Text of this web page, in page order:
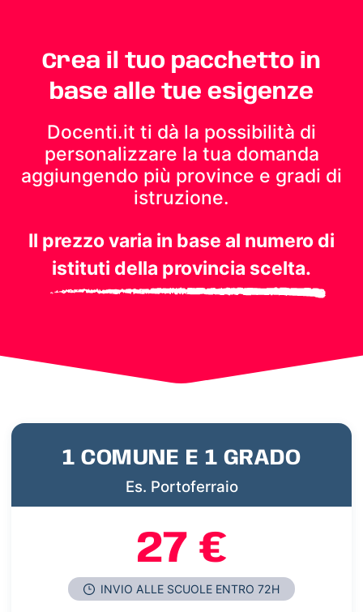
Crea il tuo pacchetto in
base alle tue esigenze
Docenti.it ti dà la possibilità di
personalizzare la tua domanda
aggiungendo più province e gradi di
istruzione.
Il prezzo varia in base al numero di
istituti della provincia scelta.
1 COMUNE E 1 GRADO
Es. Portoferraio
27 €
INVIO ALLE SCUOLE ENTRO 72H